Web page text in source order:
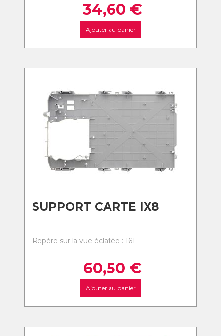
34,60 €
Ajouter au panier
SUPPORT CARTE IX8
Repère sur la vue éclatée : 161
60,50 €
Ajouter au panier